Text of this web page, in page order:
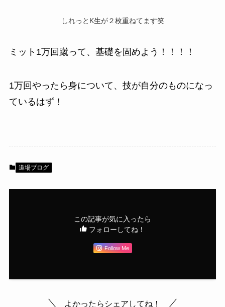
しれっとK生が２枚重ねてます笑
ミット1万回蹴って、基礎を固めよう！！！！
1万回やったら身について、技が自分のものになっ
ているはず！
道場ブログ
この記事が気に入ったら
フォローしてね！
Follow Me
よかったらシェアしてね！